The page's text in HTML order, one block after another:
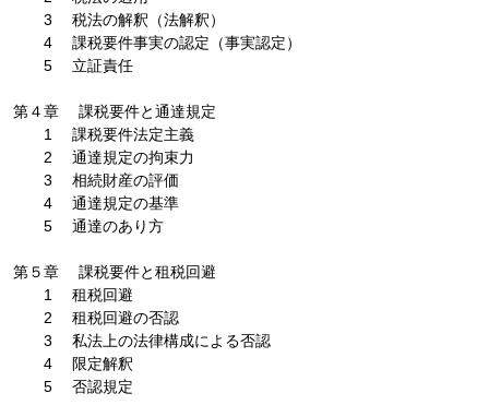
3 税法の解釈（法解釈）
4 課税要件事実の認定（事実認定）
5 立証責任
第４章 課税要件と通達規定
1 課税要件法定主義
2 通達規定の拘束力
3 相続財産の評価
4 通達規定の基準
5 通達のあり方
第５章 課税要件と租税回避
1 租税回避
2 租税回避の否認
3 私法上の法律構成による否認
4 限定解釈
5 否認規定